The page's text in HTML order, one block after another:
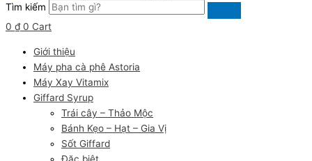
Tìm kiếm
0 ₫ 0 Cart
Giới thiệu
Máy pha cà phê Astoria
Máy Xay Vitamix
Giffard Syrup
Trái cây – Thảo Mộc
Bánh Kẹo – Hạt – Gia Vị
Sốt Giffard